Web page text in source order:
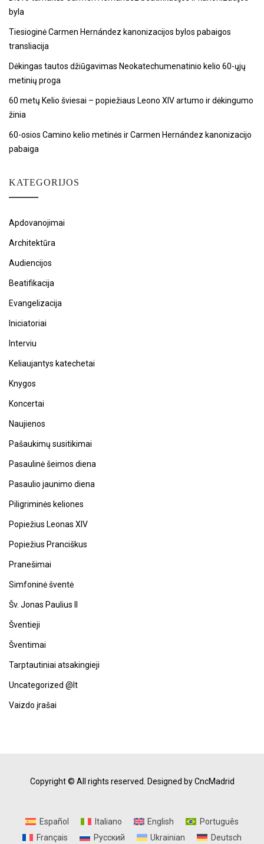
byla
Tiesioginė Carmen Hernández kanonizacijos bylos pabaigos
transliacija
Dėkingas tautos džiūgavimas Neokatechumenatinio kelio 60-ųjų
metinių proga
60 metų Kelio šviesai – popiežiaus Leono XIV artumo ir dėkingumo
žinia
60-osios Camino kelio metinės ir Carmen Hernández kanonizacijo
pabaiga
KATEGORIJOS
Apdovanojimai
Architektūra
Audiencijos
Beatifikacija
Evangelizacija
Iniciatoriai
Interviu
Keliaujantys katechetai
Knygos
Koncertai
Naujienos
Pašaukimų susitikimai
Pasaulinė šeimos diena
Pasaulio jaunimo diena
Piligriminės keliones
Popiežius Leonas XIV
Popiežius Pranciškus
Pranešimai
Simfoninė šventė
Šv. Jonas Paulius II
Šventieji
Šventimai
Tarptautiniai atsakingieji
Uncategorized @lt
Vaizdo įrašai
Copyright © All rights reserved. Designed by CncMadrid
Español Italiano English
Português
Français
Русский Ukrainian Deutsch